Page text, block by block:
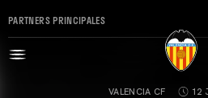
PARTNERS PRINCIPALES
VALENCIA CF 12